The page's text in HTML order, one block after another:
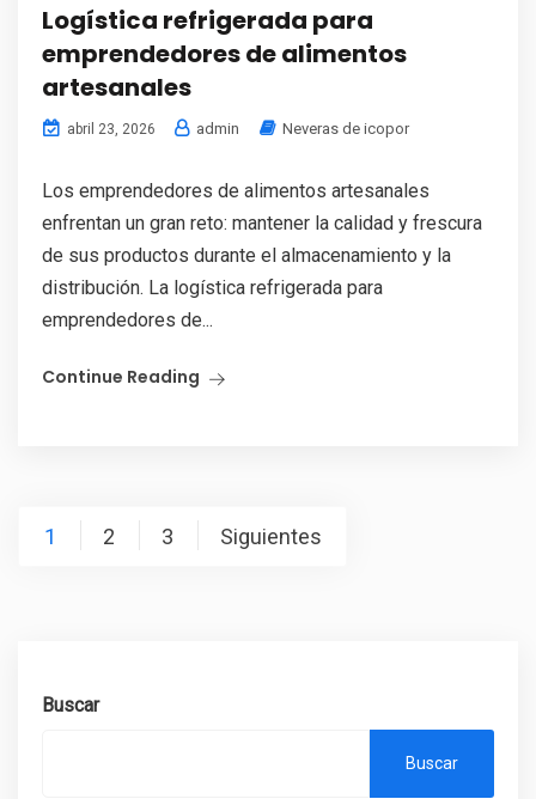
Logística refrigerada para
emprendedores de alimentos
artesanales
abril 23, 2026 admin Neveras de icopor
Los emprendedores de alimentos artesanales
enfrentan un gran reto: mantener la calidad y frescura
de sus productos durante el almacenamiento y la
distribución. La logística refrigerada para
emprendedores de...
Continue Reading
Paginación
1 2 3 Siguientes
Buscar
Buscar